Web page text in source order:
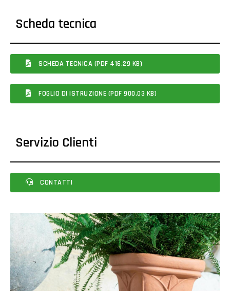
Scheda tecnica
SCHEDA TECNICA (PDF 416.29 KB)
FOGLIO DI ISTRUZIONE (PDF 900.03 KB)
Servizio Clienti
CONTATTI